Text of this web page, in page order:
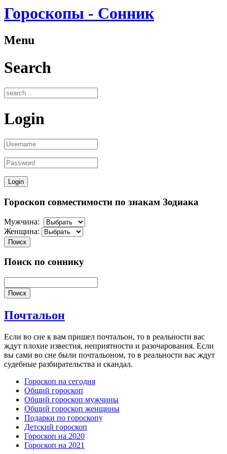
Гороскопы - Сонник
Menu
Search
Login
Гороскоп совместимости по знакам Зодиака
Мужчина:
Женщина:
Поиск
Поиск по соннику
Поиск
Почтальон
Если во сне к вам пришел почтальон, то в реальности вас
ждут плохие известия, неприятности и разочарования. Если
вы сами во сне были почтальоном, то в реальности вас ждут
судебные разбирательства и скандал.
Гороскоп на сегодня
Общий гороскоп
Общий гороскоп мужчины
Общий гороскоп женщины
Подарки по гороскопу
Детский гороскоп
Гороскоп на 2020
Гороскоп на 2021